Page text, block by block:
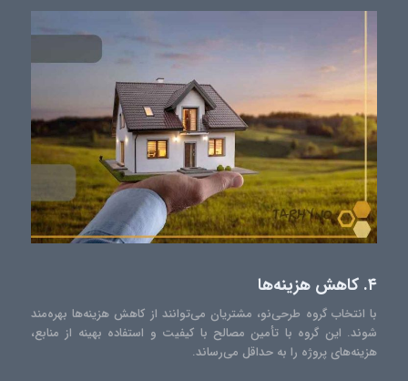
۴. کاهش هزینه‌ها
با انتخاب گروه طرحی‌نو، مشتریان می‌توانند از کاهش هزینه‌ها بهره‌مند
شوند. این گروه با تأمین مصالح با کیفیت و استفاده بهینه از منابع،
هزینه‌های پروژه را به حداقل می‌رساند.